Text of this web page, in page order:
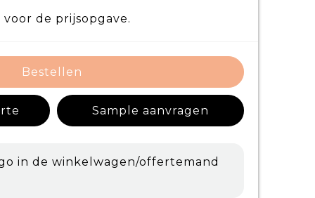
de prijsopgave.
Bestellen
Sample aanvragen
in de winkelwagen/offertemand